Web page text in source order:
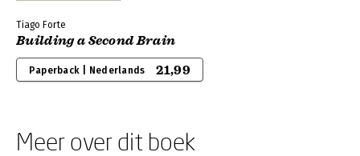
Tiago Forte
Building a Second Brain
Paperback | Nederlands 21,99
Meer over dit boek